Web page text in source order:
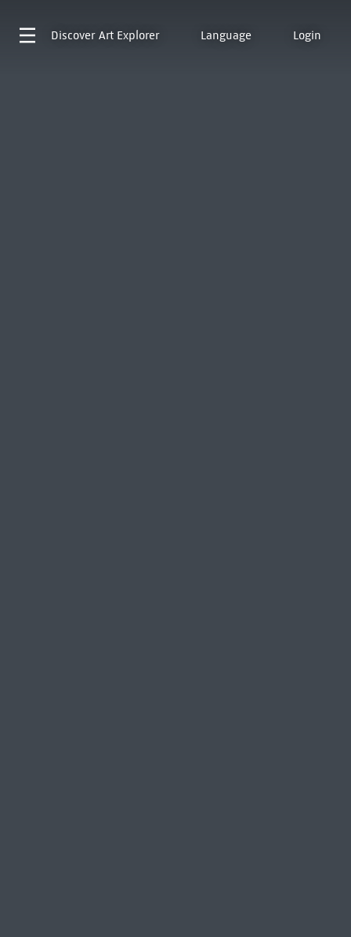
Discover Art Explorer Language Login